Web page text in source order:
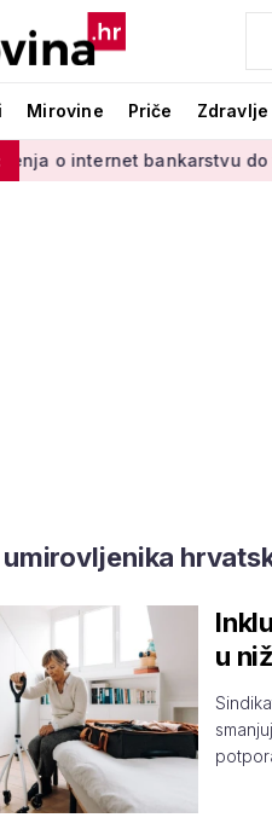
Mirovine Priče Zdravlje
bankarstvu do vrtlarenja
u